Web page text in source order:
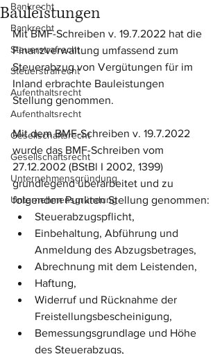
Bankrecht
Bankrecht
Steuerstrafrecht
Steuerstrafrecht
Aufenthaltsrecht
Aufenthaltsrecht
Gesellschaftsrecht
Gesellschaftsrecht
Unternehmensgründung
Unternehmensgründung
Bauleistungen
Mit BMF-Schreiben v. 19.7.2022 hat die
Finanzverwaltung umfassend zum
Steuerabzug von Vergütungen für im
Inland erbrachte Bauleistungen
Stellung genommen.
Mit dem BMF-Schreiben v. 19.7.2022
wurde das BMF-Schreiben vom
27.12.2002 (BStBl I 2002, 1399)
grundlegend überarbeitet und zu
folgenden Punkten Stellung genommen:
Steuerabzugspflicht,
Einbehaltung, Abführung und
Anmeldung des Abzugsbetrages,
Abrechnung mit dem Leistenden,
Haftung,
Widerruf und Rücknahme der
Freistellungsbescheinigung,
Bemessungsgrundlage und Höhe
des Steuerabzugs,